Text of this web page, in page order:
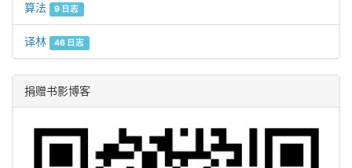
算法 9 日志
译林 46 日志
捐赠书影博客